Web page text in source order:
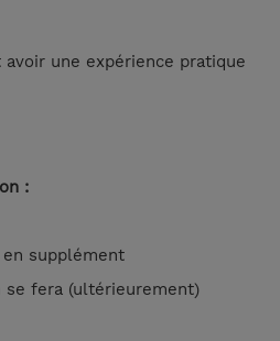
une expérience pratique
:
supplément
se fera (ultérieurement)